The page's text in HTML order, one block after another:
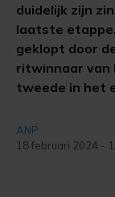
duidelijk zijn
laatste
geklopt door
ritwinnaar van
tweede in het
ANP
18 februari 2024 -